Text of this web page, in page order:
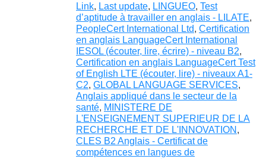
Link, Last update, LINGUEO, Test
d’aptitude à travailler en anglais - LILATE,
PeopleCert International Ltd, Certification
en anglais LanguageCert International
IESOL (écouter, lire, écrire) - niveau B2,
Certification en anglais LanguageCert Test
of English LTE (écouter, lire) - niveaux A1-
C2, GLOBAL LANGUAGE SERVICES,
Anglais appliqué dans le secteur de la
santé, MINISTERE DE
L'ENSEIGNEMENT SUPERIEUR DE LA
RECHERCHE ET DE L'INNOVATION ,
CLES B2 Anglais - Certificat de
compétences en langues de